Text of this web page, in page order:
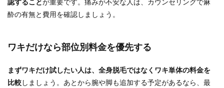
認することが重要です。痛みが不安な人は、カウンセリングで麻
酔の有無と費用を確認しましょう。
ワキだけなら部位別料金を優先する
まずワキだけ試したい人は、全身脱毛ではなくワキ単体の料金を
比較しましょう。あとから腕や脚も追加する予定があるなら、最